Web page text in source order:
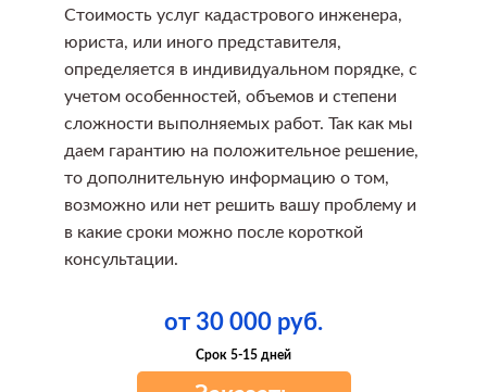
Стоимость услуг кадастрового инженера,
юриста, или иного представителя,
определяется в индивидуальном порядке, с
учетом особенностей, объемов и степени
сложности выполняемых работ. Так как мы
даем гарантию на положительное решение,
то дополнительную информацию о том,
возможно или нет решить вашу проблему и
в какие сроки можно после короткой
консультации.
от 30 000 руб.
Срок 5-15 дней